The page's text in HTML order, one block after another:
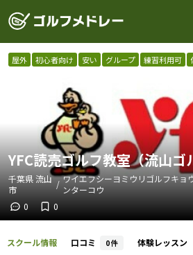
屋外 初心者向け 安い グループ 練習利用可
YFC読売ゴルフ教室（流山
千葉県流山
市
/ ワイエフシーヨミウリゴルフキ
ンターコウ
0
0
スクール情報 口コミ 0件 体験レッスン